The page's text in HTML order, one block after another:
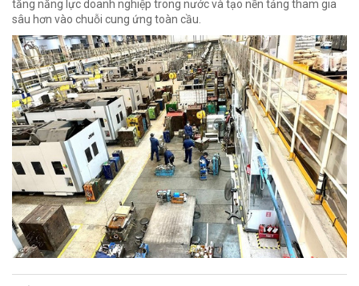
tăng năng lực doanh nghiệp trong nước và tạo nền tảng tham gia
sâu hơn vào chuỗi cung ứng toàn cầu.